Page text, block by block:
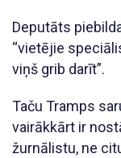
Deputāts
“vietējie
viņš grib darīt”.
Taču Tramps
vairākkārt ir
žurnālistu, ne